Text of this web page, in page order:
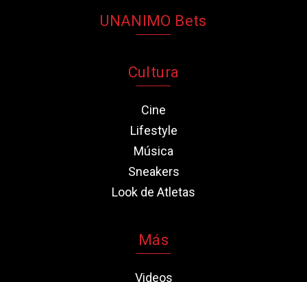
UNANIMO Bets
Cultura
Cine
Lifestyle
Música
Sneakers
Look de Atletas
Más
Videos